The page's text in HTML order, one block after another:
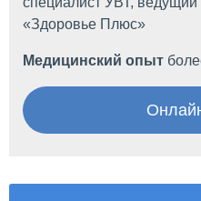
«Здоровье Плюс»
Медицинский опыт